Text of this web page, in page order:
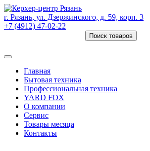
г. Рязань, ул. Дзержинского, д. 59, корп. 3
+7 (4912) 47-02-22
Поиск товаров
Главная
Бытовая техника
Профессиональная техника
YARD FOX
О компании
Сервис
Товары месяца
Контакты